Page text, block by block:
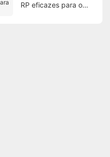
RP eficazes para o